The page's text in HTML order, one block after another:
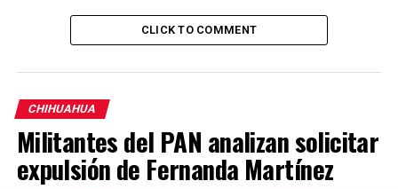
CLICK TO COMMENT
CHIHUAHUA
Militantes del PAN analizan solicitar
expulsión de Fernanda Martínez